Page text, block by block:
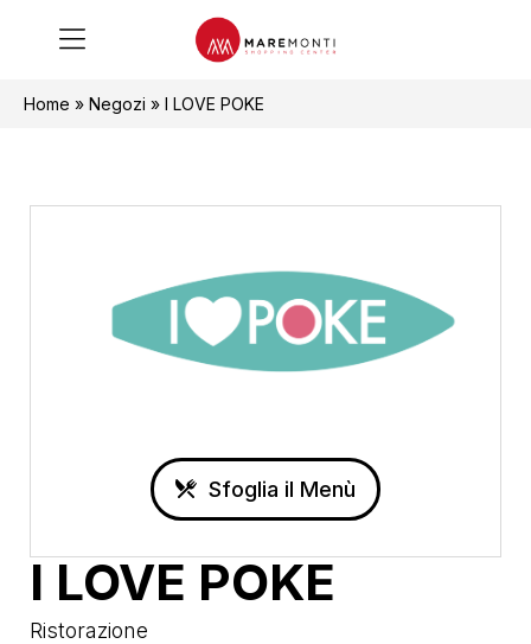
Home » Negozi » I LOVE POKE
Sfoglia il Menù
I LOVE POKE
Ristorazione